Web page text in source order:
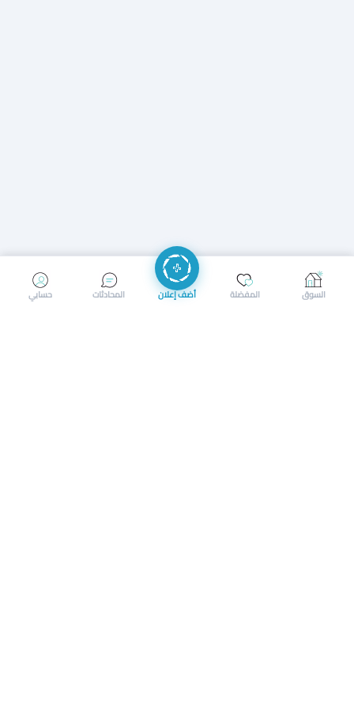
إرسال رسالة إجراء مكالمة
حسابي المحادثات أضف إعلان المفضلة السوق